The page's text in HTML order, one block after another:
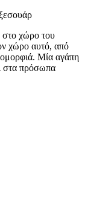
στο χώρο του
χώρο αυτό, από
ομορφιά. Μία αγάπη
στα πρόσωπα